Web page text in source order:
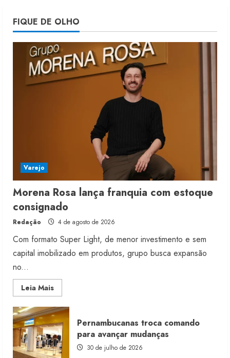
5
Projeto testa passaporte digital na
moda nacional
4 de agosto de 2026
FIQUE DE OLHO
Varejo
Morena Rosa lança franquia com estoque
consignado
Redação 4 de agosto de 2026
Com formato Super Light, de menor investimento e sem
capital imobilizado em produtos, grupo busca expansão
no...
Leia MaisRead
more
Morena
Rosa
lança
franquia
com
estoque
consignado
Pernambucanas troca comando
para avançar mudanças
30 de julho de 2026